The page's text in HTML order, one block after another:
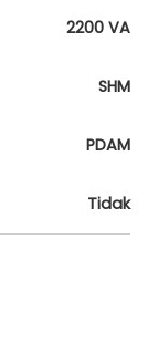
2200 VA
SHM
PDAM
Tidak